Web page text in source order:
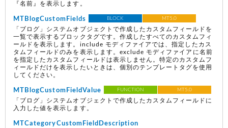
『名前』を表示します。
MTBlogCustomFields BLOCK MT5.0
「ブログ」システムオブジェクトで作成したカスタムフィールドを
一覧で表示するブロックタグです。作成したすべてのカスタムフィ
ールドを表示します。include モディファイアでは、指定したカス
タムフィールドのみを表示します。exclude モディファイアに名前
を指定したカスタムフィールドは表示しません。特定のカスタムフ
ィールドだけを表示したいときは、個別のテンプレートタグを使用
してください。
MTBlogCustomFieldValue FUNCTION MT5.0
「ブログ」システムオブジェクトで作成したカスタムフィールドに
入力した値を表示します。
MTCategoryCustomFieldDescription